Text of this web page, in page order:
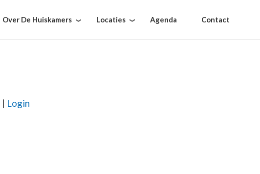
Over De Huiskamers Locaties Agenda Contact
| Login